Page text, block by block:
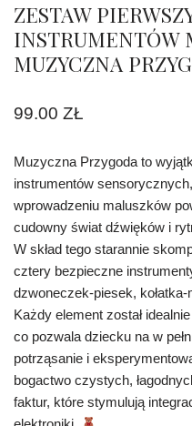
ZESTAW
INSTRUMENTÓW
MUZYCZNA
99.00 ZŁ
Muzyczna Przygoda to
instrumentów
wprowadzeniu maluszków
cudowny świat dźwięków i
W skład tego starannie
cztery bezpieczne
dzwoneczek-piesek,
Każdy element został
co pozwala dziecku na w
potrząsanie i
bogactwo czystych,
faktur, które stymulują